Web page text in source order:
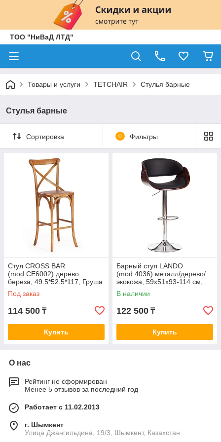
ТОО "НиВаД ЛТД"
Товары и услуги TETCHAIR Стулья барные
Стулья барные
Сортировка 0 Фильтры
Стул CROSS BAR
(mod.CE6002) дерево
береза, 49.5*52.5*117, Груша
(№3)
Под заказ
114 500 ₸
Купить
Барный стул LANDO
(mod.4036) металл/дерево/
экокожа, 59х51х93-114 см,
высота сиденья 62-83 см,
черный/орех/хром
В наличии
122 500 ₸
Купить
О нас
Рейтинг не сформирован
Менее 5 отзывов за последний год
Работает с 11.02.2013
г. Шымкент
Улица Джангильдина, 19/3, Шымкент, Казахстан